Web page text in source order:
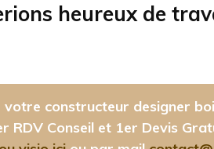
heureux de
votre constructeur designer
RDV Conseil et 1er Devis